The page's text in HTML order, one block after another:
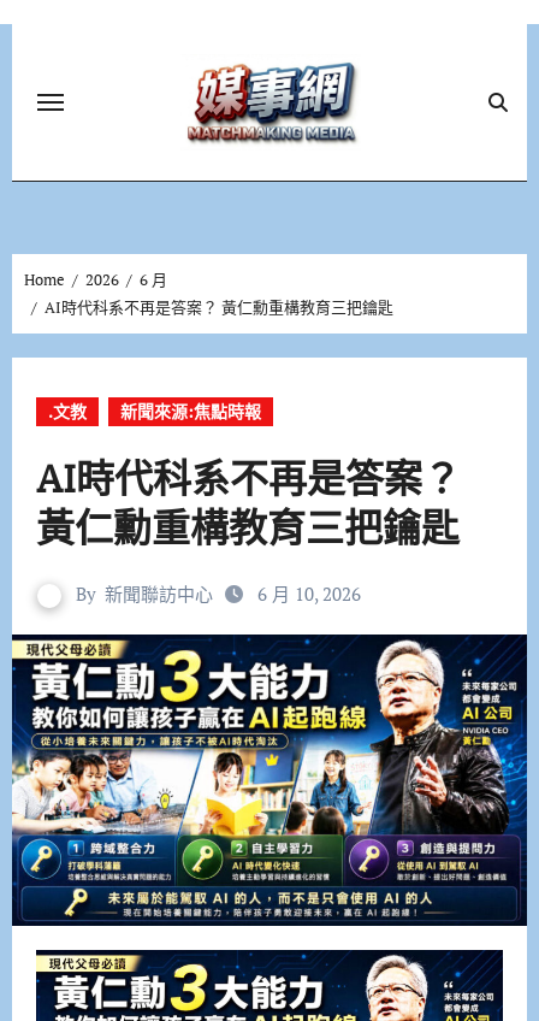
Home 2026
6 月
AI時代科系不再是答案？ 黃仁勳重構教育三把鑰匙
.文教 新聞來源:焦點時報
AI時代科系不再是答案？
黃仁勳重構教育三把鑰匙
By 新聞聯訪中心 6 月 10, 2026